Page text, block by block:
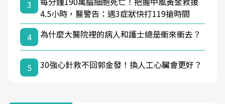
3
4.5小時，醫警告：遇3症狀快打119搶時間
4
為什麼大醫院裡的病人和護士總是衝來衝去？
5 30強心針救不回郭金發！換人工心臟會更好？